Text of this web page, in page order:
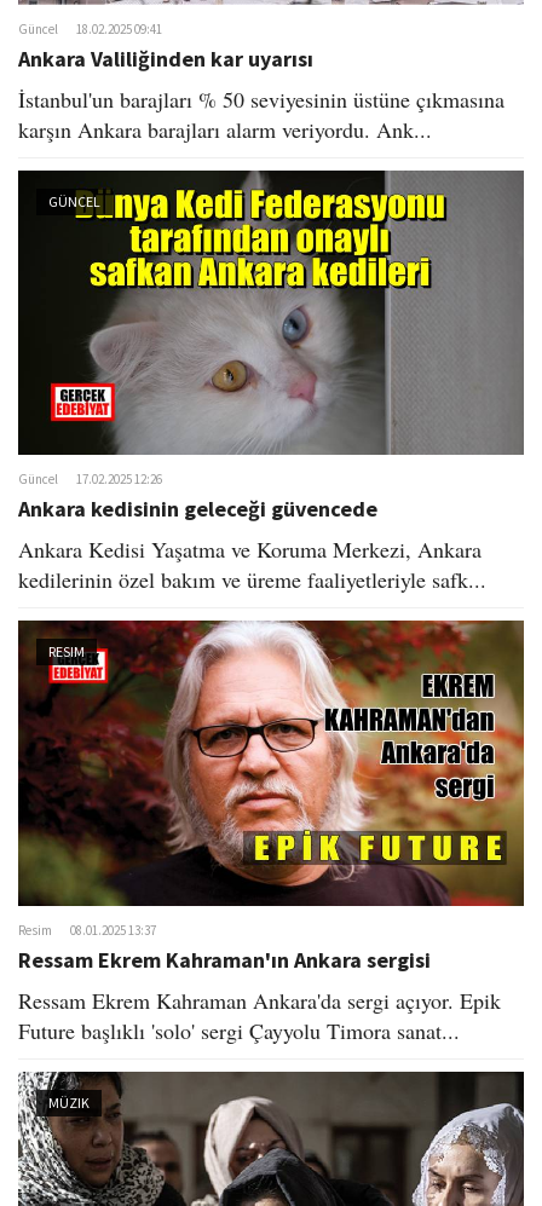
Güncel 18.02.2025 09:41
Ankara Valiliğinden kar uyarısı
İstanbul'un barajları % 50 seviyesinin üstüne çıkmasına
karşın Ankara barajları alarm veriyordu. Ank...
GÜNCEL
Güncel 17.02.2025 12:26
Ankara kedisinin geleceği güvencede
Ankara Kedisi Yaşatma ve Koruma Merkezi, Ankara
kedilerinin özel bakım ve üreme faaliyetleriyle safk...
RESIM
Resim 08.01.2025 13:37
Ressam Ekrem Kahraman'ın Ankara sergisi
Ressam Ekrem Kahraman Ankara'da sergi açıyor. Epik
Future başlıklı 'solo' sergi Çayyolu Timora sanat...
MÜZIK